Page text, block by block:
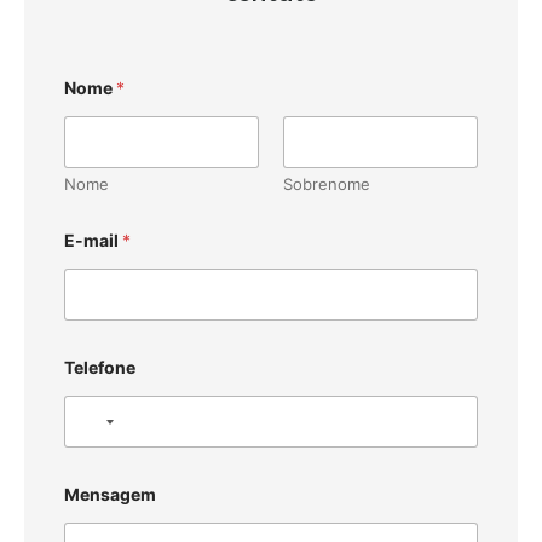
Nome *
Nome Sobrenome
E-mail *
Telefone
o
c
Mensagem